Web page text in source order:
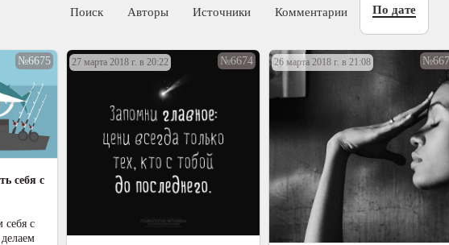
Поиск Авторы Источники Комментарии По дате
№6675
себя с
себя с
27 марта 2018 г. в 20:22 №6674 26 марта 2018 г. в 21:08